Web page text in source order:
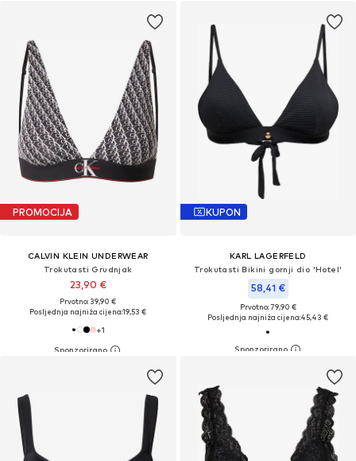
PROMOCIJA
CALVIN KLEIN UNDERWEAR
Trokutasti Grudnjak
23,90 €
Prvotno: 39,90 €
Posljednja najniža cijena:19,53 €
+1
KUPON
KARL LAGERFELD
Trokutasti Bikini gornji dio 'Hotel'
58,41 €
Prvotno: 79,90 €
Posljednja najniža cijena:45,43 €